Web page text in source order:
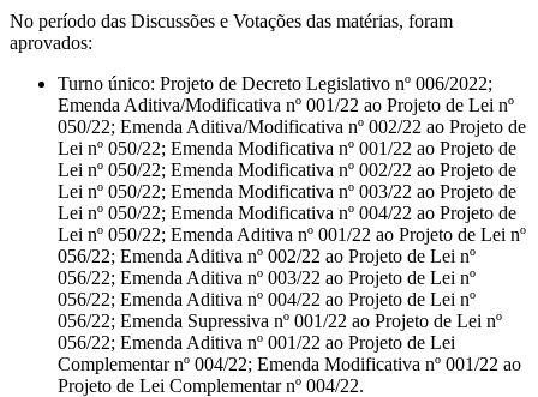
No período das Discussões e Votações das matérias, foram
aprovados:
Turno único: Projeto de Decreto Legislativo nº 006/2022;
Emenda Aditiva/Modificativa nº 001/22 ao Projeto de Lei nº
050/22; Emenda Aditiva/Modificativa nº 002/22 ao Projeto de
Lei nº 050/22; Emenda Modificativa nº 001/22 ao Projeto de
Lei nº 050/22; Emenda Modificativa nº 002/22 ao Projeto de
Lei nº 050/22; Emenda Modificativa nº 003/22 ao Projeto de
Lei nº 050/22; Emenda Modificativa nº 004/22 ao Projeto de
Lei nº 050/22; Emenda Aditiva nº 001/22 ao Projeto de Lei nº
056/22; Emenda Aditiva nº 002/22 ao Projeto de Lei nº
056/22; Emenda Aditiva nº 003/22 ao Projeto de Lei nº
056/22; Emenda Aditiva nº 004/22 ao Projeto de Lei nº
056/22; Emenda Supressiva nº 001/22 ao Projeto de Lei nº
056/22; Emenda Aditiva nº 001/22 ao Projeto de Lei
Complementar nº 004/22; Emenda Modificativa nº 001/22 ao
Projeto de Lei Complementar nº 004/22.